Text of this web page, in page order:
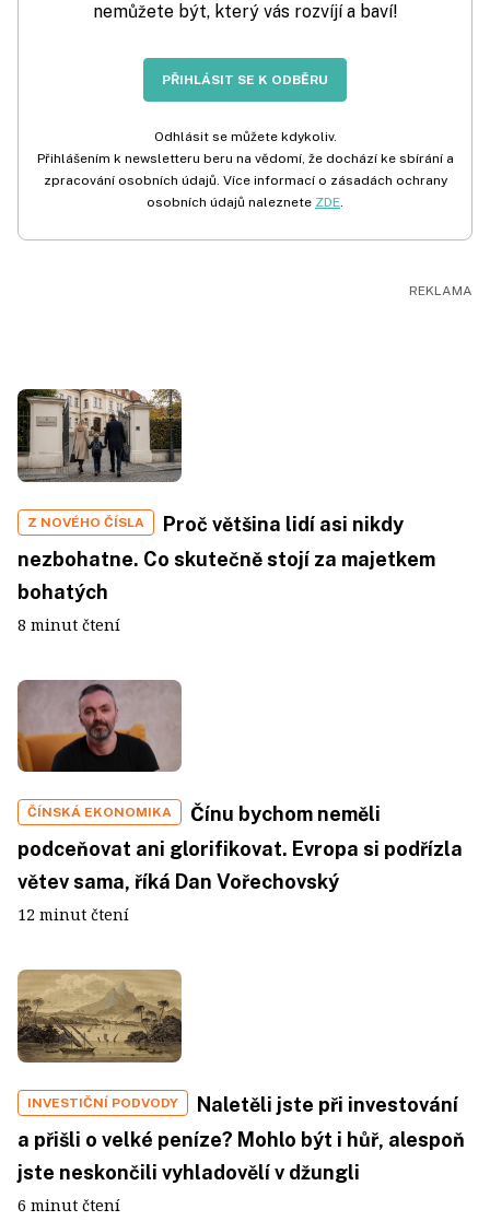
nemůžete být, který vás rozvíjí a baví!
PŘIHLÁSIT SE K ODBĚRU
Odhlásit se můžete kdykoliv.
Přihlášením k newsletteru beru na vědomí, že dochází ke sbírání a
zpracování osobních údajů. Více informací o zásadách ochrany
osobních údajů naleznete ZDE.
Z NOVÉHO ČÍSLA
Proč většina lidí asi nikdy
nezbohatne. Co skutečně stojí za majetkem
bohatých
8 minut čtení
ČÍNSKÁ EKONOMIKA
Čínu bychom neměli
podceňovat ani glorifikovat. Evropa si podřízla
větev sama, říká Dan Vořechovský
12 minut čtení
INVESTIČNÍ PODVODY
Naletěli jste při investování
a přišli o velké peníze? Mohlo být i hůř, alespoň
jste neskončili vyhladovělí v džungli
6 minut čtení